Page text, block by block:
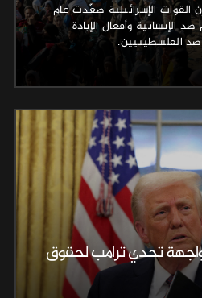
الإسرائيلية صعّدت عام
ضد الإنسانية وأفعال الإبادة
ضد الفلسطينيين.
تحدي ترامب لحقوق